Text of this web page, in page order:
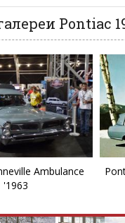
Pontiac
Ambulance
'1963